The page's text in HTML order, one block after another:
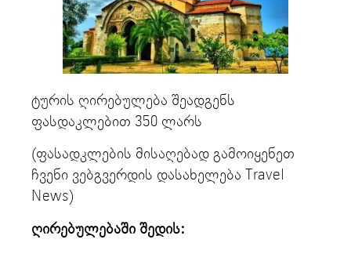
ტურის ღირებულება შეადგენს
ფასდაკლებით 350 ლარს
(ფასადკლების მისაღებად გამოიყენეთ
ჩვენი ვებგვერდის დასახელება Travel
News)
ღირებულებაში შედის: